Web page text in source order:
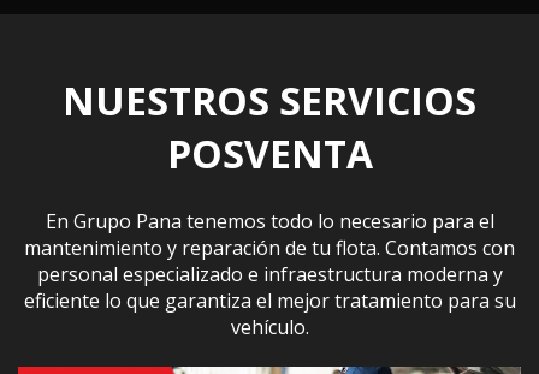
NUESTROS SERVICIOS
POSVENTA
En Grupo Pana tenemos todo lo necesario para el
mantenimiento y reparación de tu flota. Contamos con
personal especializado e infraestructura moderna y
eficiente lo que garantiza el mejor tratamiento para su
vehículo.